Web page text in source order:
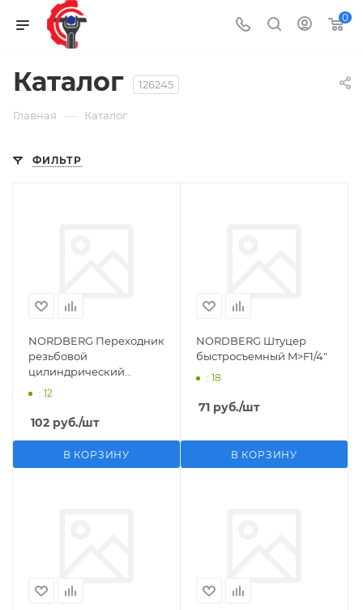
0
Каталог 126245
Главная — Каталог
ФИЛЬТР
NORDBERG Переходник
резьбовой
цилиндрический
M1/2">F1/4"
: 12
102 руб./шт
В КОРЗИНУ
NORDBERG Штуцер
быстросъемный M>F1/4"
: 18
71 руб./шт
В КОРЗИНУ